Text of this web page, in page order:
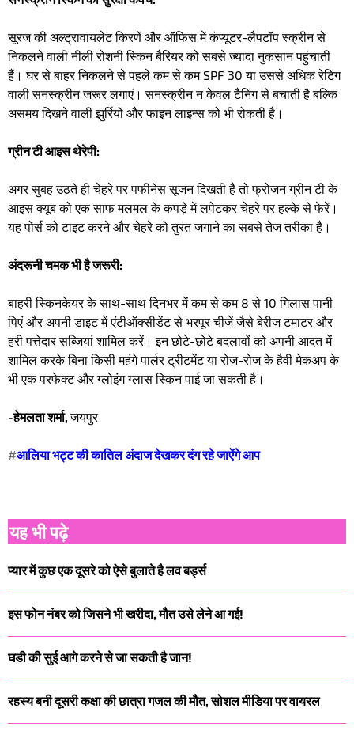
सूरज की अल्ट्रावायलेट किरणें और ऑफिस में कंप्यूटर-लैपटॉप स्क्रीन से
निकलने वाली नीली रोशनी स्किन बैरियर को सबसे ज्यादा नुकसान पहुंचाती
हैं। घर से बाहर निकलने से पहले कम से कम SPF 30 या उससे अधिक रेटिंग
वाली सनस्क्रीन जरूर लगाएं। सनस्क्रीन न केवल टैनिंग से बचाती है बल्कि
असमय दिखने वाली झुर्रियों और फाइन लाइन्स को भी रोकती है।
ग्रीन टी आइस थेरेपी:
अगर सुबह उठते ही चेहरे पर पफीनेस सूजन दिखती है तो फ्रोजन ग्रीन टी के
आइस क्यूब को एक साफ मलमल के कपड़े में लपेटकर चेहरे पर हल्के से फेरें।
यह पोर्स को टाइट करने और चेहरे को तुरंत जगाने का सबसे तेज तरीका है।
अंदरूनी चमक भी है जरूरी:
बाहरी स्किनकेयर के साथ-साथ दिनभर में कम से कम 8 से 10 गिलास पानी
पिएं और अपनी डाइट में एंटीऑक्सीडेंट से भरपूर चीजें जैसे बेरीज टमाटर और
हरी पत्तेदार सब्जियां शामिल करें। इन छोटे-छोटे बदलावों को अपनी आदत में
शामिल करके बिना किसी महंगे पार्लर ट्रीटमेंट या रोज-रोज के हैवी मेकअप के
भी एक परफेक्ट और ग्लोइंग ग्लास स्किन पाई जा सकती है।
-हेमलता शर्मा,जयपुर
#आलिया भट्ट की कातिल अंदाज देखकर दंग रहे जाऐंगे आप
यह भी पढ़े
प्यार में कुछ एक दूसरे को ऐसे बुलाते है लव बर्ड्स
इस फोन नंबर को जिसने भी खरीदा, मौत उसे लेने आ गई!
घडी की सुई आगे करने से जा सकती है जान!
रहस्य बनी दूसरी कक्षा की छात्रा गजल की मौत, सोशल मीडिया पर वायरल